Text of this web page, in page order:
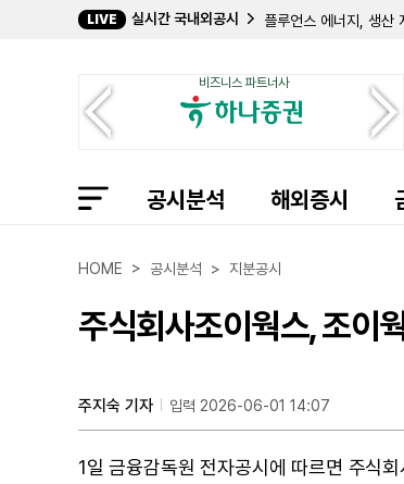
LIVE 실시간 국내외공시
플루언스 에너지, 생산
앙코어 캐피털 그룹, 2
디지 인터내셔널, 3분
엑스페리, 2분기 영업
바이오미아 퓨전, 2분
이베이, 2분기 매출
테나야 테라퓨틱스, 2
비즈니스 파트너사
공시분석 해외증시
HOME > 공시분석 > 지분공시
주식회사조이웍스, 조
주지숙 기자 입력 2026-06-01 14:07
1일 금융감독원 전자공시에 따르면 주식회